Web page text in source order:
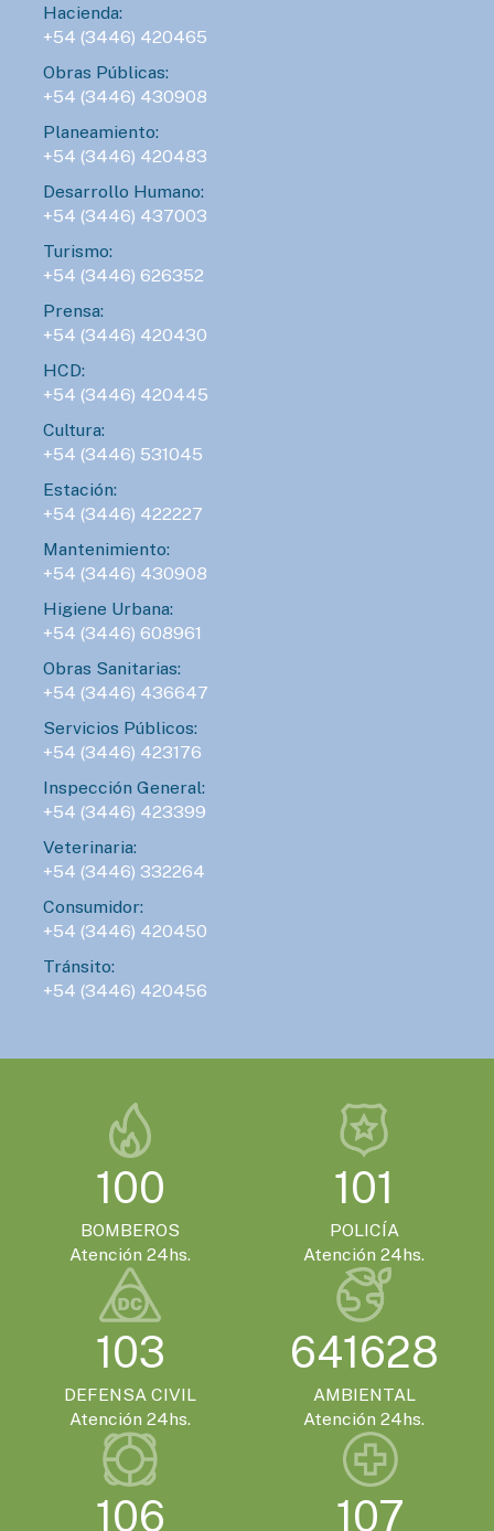
Hacienda:
+54 (3446) 420465
Obras Públicas:
+54 (3446) 430908
Planeamiento:
+54 (3446) 420483
Desarrollo Humano:
+54 (3446) 437003
Turismo:
+54 (3446) 626352
Prensa:
+54 (3446) 420430
HCD:
+54 (3446) 420445
Cultura:
+54 (3446) 531045
Estación:
+54 (3446) 422227
Mantenimiento:
+54 (3446) 430908
Higiene Urbana:
+54 (3446) 608961
Obras Sanitarias:
+54 (3446) 436647
Servicios Públicos:
+54 (3446) 423176
Inspección General:
+54 (3446) 423399
Veterinaria:
+54 (3446) 332264
Consumidor:
+54 (3446) 420450
Tránsito:
+54 (3446) 420456
100
BOMBEROS
Atención 24hs.
101
POLICÍA
Atención 24hs.
103
DEFENSA CIVIL
Atención 24hs.
641628
AMBIENTAL
Atención 24hs.
106 107